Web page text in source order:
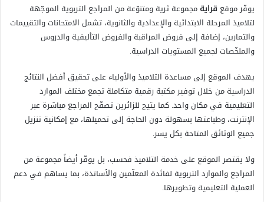
يوفّر موقع قرايةمجموعة ثرية ومتنوّعة من المراجع التربوية الموجّهة
لتلاميذ المرحلة الابتدائية والإعدادية والثانوية، تشمل الامتحانات والتقييمات
والتمارين، إضافة إلى فروض المراقبة والفروض التأليفية والدروس
والملخّصات لجميع المستويات الدراسية.
يهدف الموقع إلى مساعدة التلاميذ والأولياء على تحقيق أفضل النتائج
الدراسية من خلال توفير مكتبة رقمية متكاملة تجمع مختلف الموارد
التعليمية في مكان واحد. كما يتيح للزائرين تصفّح المراجع مباشرة عبر
الإنترنت، وطباعتها بسهولة دون الحاجة إلى تحميلها، مع إمكانية تنزيل
جميع الوثائق المتاحة بكل يسر.
ولا يقتصر الموقع على خدمة التلاميذ فحسب، بل يوفّر أيضاً مجموعة من
المراجع والموارد التربوية لفائدة المعلّمين والأساتذة، بما يساهم في دعم
العملية التعليمية وتطويرها.